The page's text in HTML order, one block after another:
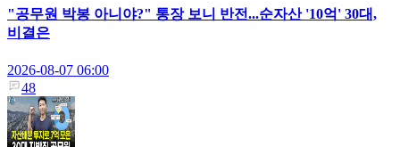
"공무원 박봉 아니야?" 통장 보니 반전...순자산 '10억' 30대,
비결은
2026-08-07 06:00
48